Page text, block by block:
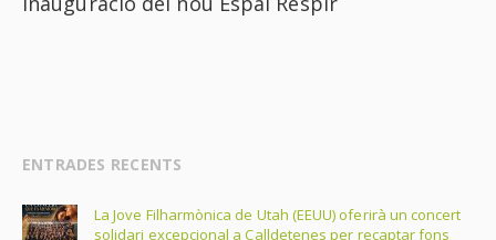
ENTRADES RECENTS
La Jove Filharmònica de Utah (EEUU) oferirà un concert
solidari excepcional a Calldetenes per recaptar fons